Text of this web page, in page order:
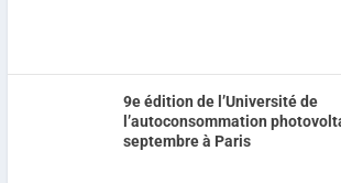
9e édition de l’Université de
l’autoconsommation
septembre à Paris